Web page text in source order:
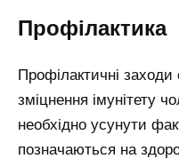
Профілактика
Профілактичні
зміцнення імунітету
необхідно усунути
позначаються на